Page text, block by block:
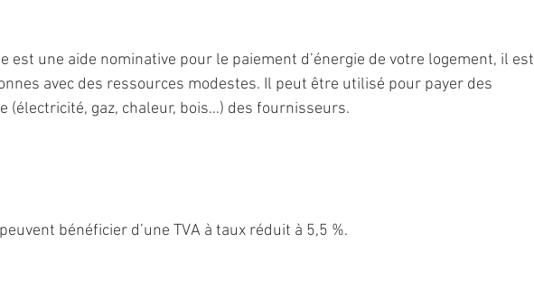
est une aide nominative pour le paiement d’énergie de votre logement, il est
avec des ressources modestes. Il peut être utilisé pour payer des
(électricité, gaz, chaleur, bois…) des fournisseurs.
bénéficier d’une TVA à taux réduit à 5,5 %.